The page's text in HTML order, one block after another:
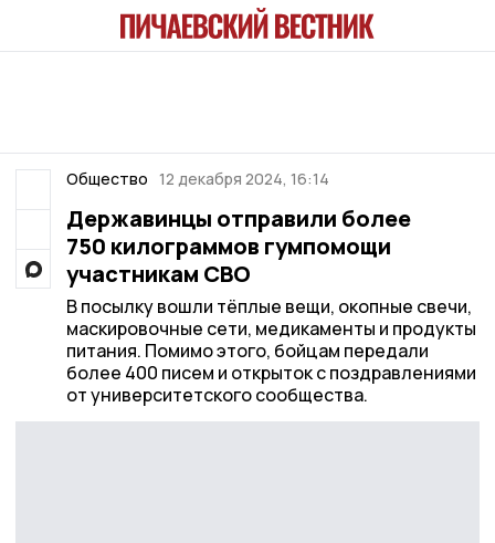
Общество 12 декабря 2024, 16:14
Державинцы отправили более
750 килограммов гумпомощи
участникам СВО
В посылку вошли тёплые вещи, окопные свечи,
маскировочные сети, медикаменты и продукты
питания. Помимо этого, бойцам передали
более 400 писем и открыток с поздравлениями
от университетского сообщества.